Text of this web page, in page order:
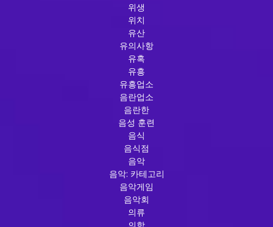
위생
위치
유산
유의사항
유혹
유흥
유흥업소
음란업소
음란한
음성 훈련
음식
음식점
음악
음악: 카테고리
음악게임
음악회
의류